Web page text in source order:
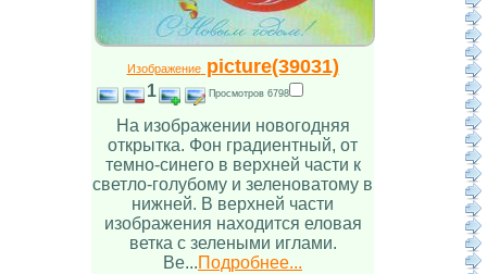
Изображениеpicture(39031)
1 Просмотров 6798
На изображении новогодняя
открытка. Фон градиентный, от
темно-синего в верхней части к
светло-голубому и зеленоватому в
нижней. В верхней части
изображения находится еловая
ветка с зелеными иглами.
Ве...Подробнее...